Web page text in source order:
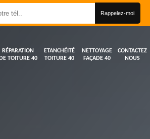
RÉPARATION
DE TOITURE 40
ETANCHÉITÉ
TOITURE 40
NETTOYAGE
FAÇADE 40
CONTACTEZ
NOUS